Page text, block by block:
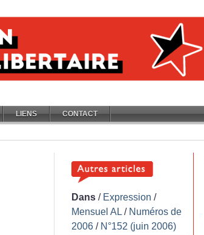
LIENS CONTACT
Dans / Expression /
Mensuel AL / Numéros de
2006 / N°152 (juin 2006)